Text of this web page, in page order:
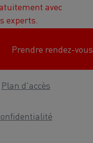
avec
experts.
Prendre rendez-vous
Plan d'accès